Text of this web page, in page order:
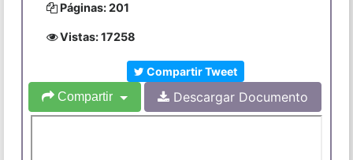
Páginas: 201
Vistas: 17258
Compartir Tweet
Compartir
Descargar Documento